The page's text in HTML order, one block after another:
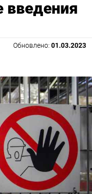
введения
Обновлено: 01.03.2023